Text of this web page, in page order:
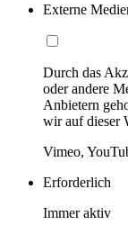
Externe
Durch das
oder andere
Anbietern
wir auf dieser
Vimeo,
Erforderlich
Immer aktiv